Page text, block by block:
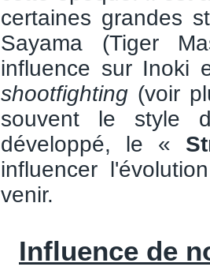
certaines grandes
Sayama (Tiger
influence sur Inoki
shootfighting (voir
souvent le style
développé, le «
influencer
venir.
Influence de